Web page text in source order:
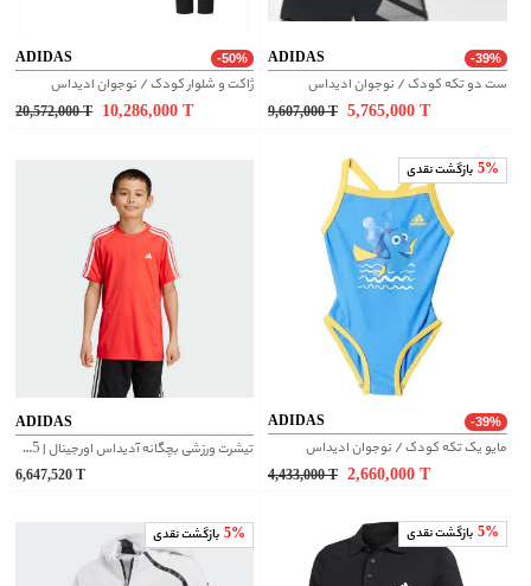
ADIDAS -50%
ژاکت و شلوار کودک / نوجوان ادیداس
20,572,000 T 10,286,000
ADIDAS -39%
ست دو تکه کودک / نوجوان ادیداس
9,607,000 T 5,765,000
ADIDAS
تیشرت ورزشی بچگانه آدیداس اورجینال | IW5895
6,647,520
5% بازگشت نقدی
ADIDAS -39%
مایو یک تکه کودک / نوجوان ادیداس
4,433,000 T 2,660,000
5% بازگشت نقدی 5% بازگشت نقدی